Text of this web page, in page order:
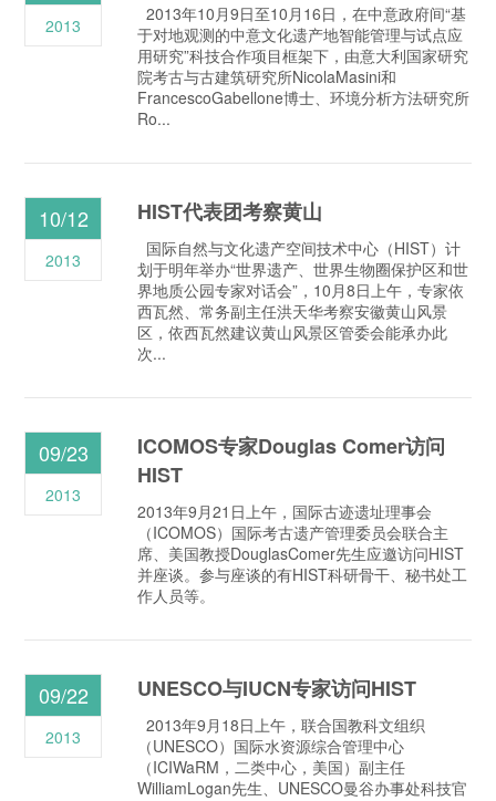
2013年10月9日至10月16日，在中意政府间“基
于对地观测的中意文化遗产地智能管理与试点应
用研究”科技合作项目框架下，由意大利国家研究
院考古与古建筑研究所NicolaMasini和
FrancescoGabellone博士、环境分析方法研究所
Ro...
2013
HIST代表团考察黄山
国际自然与文化遗产空间技术中心（HIST）计
划于明年举办“世界遗产、世界生物圈保护区和世
界地质公园专家对话会”，10月8日上午，专家依
西瓦然、常务副主任洪天华考察安徽黄山风景
区，依西瓦然建议黄山风景区管委会能承办此
次...
10/12
2013
ICOMOS专家Douglas Comer访问
HIST
2013年9月21日上午，国际古迹遗址理事会
（ICOMOS）国际考古遗产管理委员会联合主
席、美国教授DouglasComer先生应邀访问HIST
并座谈。参与座谈的有HIST科研骨干、秘书处工
作人员等。
09/23
2013
UNESCO与IUCN专家访问HIST
2013年9月18日上午，联合国教科文组织
（UNESCO）国际水资源综合管理中心
（ICIWaRM，二类中心，美国）副主任
WilliamLogan先生、UNESCO曼谷办事处科技官
09/22
2013